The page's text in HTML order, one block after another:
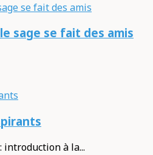
sage se fait des amis
introduction à la...